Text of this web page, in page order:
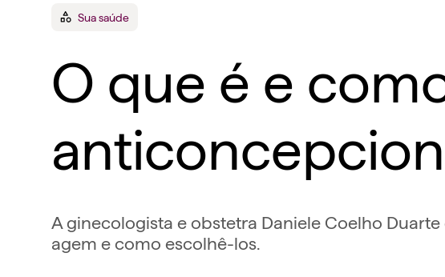
Sua saúde
O que é e
A ginecologista e obstetra Daniele Coelho
agem e como escolhê-los.